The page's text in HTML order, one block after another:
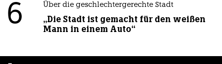
6 Über die geschlechtergerechte Stadt
„Die Stadt ist gemacht für den weißen
Mann in einem Auto“